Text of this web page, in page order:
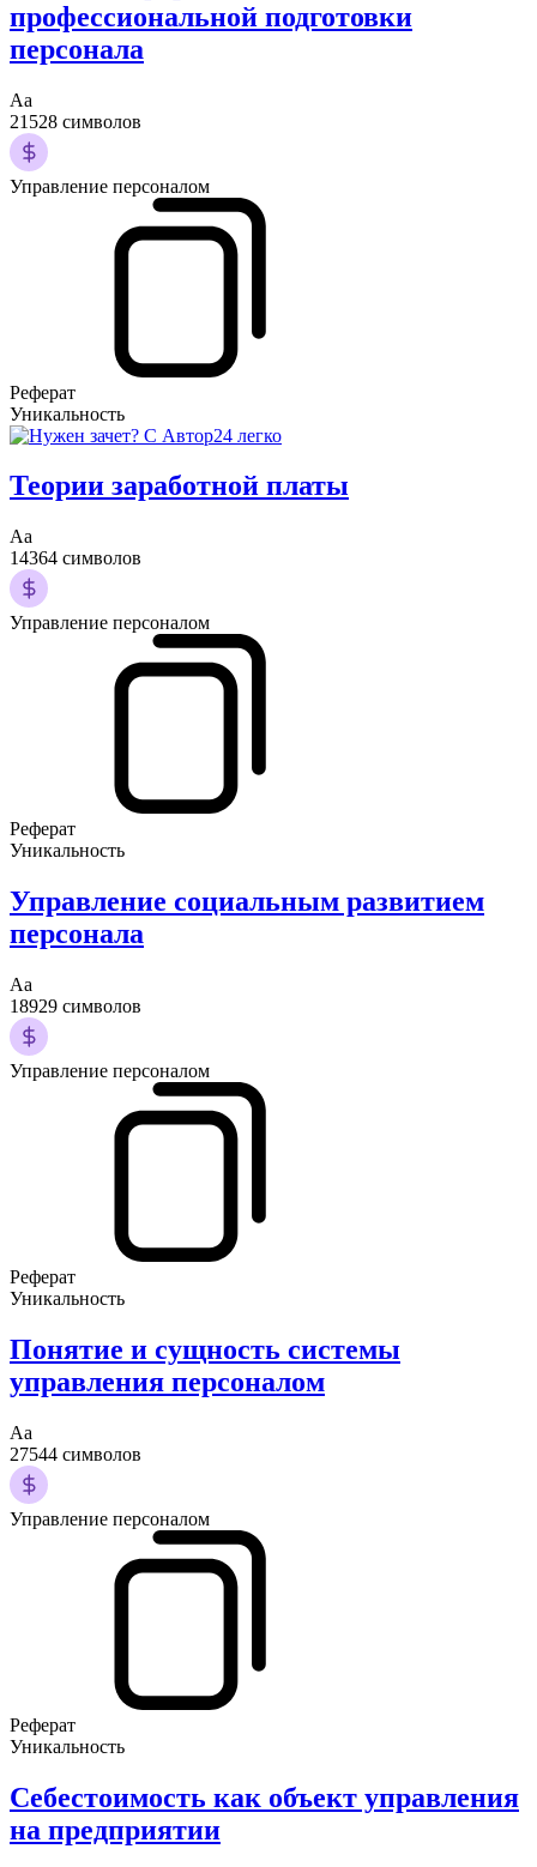
профессиональной подготовки
персонала
Аа
21528 символов
Управление персоналом
Реферат
Уникальность
Теории заработной платы
Аа
14364 символов
Управление персоналом
Реферат
Уникальность
Управление социальным развитием
персонала
Аа
18929 символов
Управление персоналом
Реферат
Уникальность
Понятие и сущность системы
управления персоналом
Аа
27544 символов
Управление персоналом
Реферат
Уникальность
Себестоимость как объект управления
на предприятии